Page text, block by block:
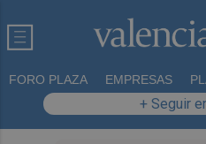
FORO PLAZA EMPRESAS
+ Seguir